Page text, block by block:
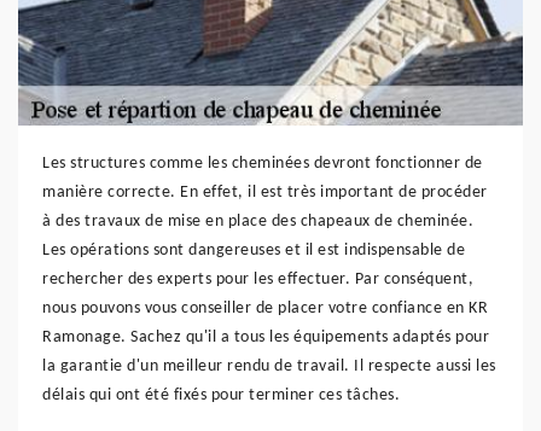
Les structures comme les cheminées devront fonctionner de
manière correcte. En effet, il est très important de procéder
à des travaux de mise en place des chapeaux de cheminée.
Les opérations sont dangereuses et il est indispensable de
rechercher des experts pour les effectuer. Par conséquent,
nous pouvons vous conseiller de placer votre confiance en KR
Ramonage. Sachez qu'il a tous les équipements adaptés pour
la garantie d'un meilleur rendu de travail. Il respecte aussi les
délais qui ont été fixés pour terminer ces tâches.